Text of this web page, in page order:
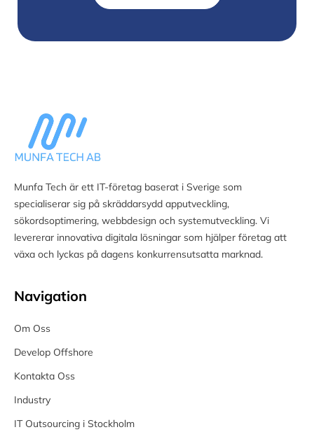
Munfa Tech är ett IT-företag baserat i Sverige som
specialiserar sig på skräddarsydd apputveckling,
sökordsoptimering, webbdesign och systemutveckling. Vi
levererar innovativa digitala lösningar som hjälper företag att
växa och lyckas på dagens konkurrensutsatta marknad.
Navigation
Om Oss
Develop Offshore
Kontakta Oss
Industry
IT Outsourcing i Stockholm